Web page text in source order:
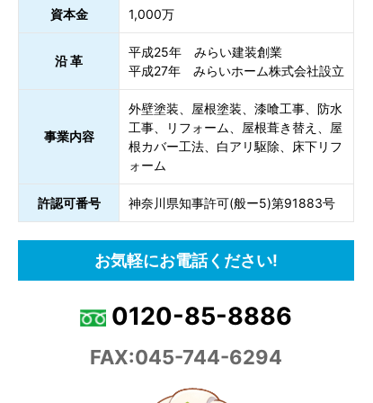
資本金 1,000万
沿 革
平成25年 みらい建装創業
平成27年 みらいホーム株式会社設立
事業内容
外壁塗装、屋根塗装、漆喰工事、防水
工事、リフォーム、屋根葺き替え、屋
根カバー工法、白アリ駆除、床下リフ
ォーム
許認可番号 神奈川県知事許可(般ー5)第91883号
お気軽にお電話ください!
0120-85-8886
FAX:045-744-6294